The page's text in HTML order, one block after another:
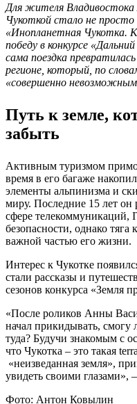
Для жителя
Чукоткой стало не просто
«Инопланетная Чукотка.
победу в конкурсе
сама поездка
регионе, который, по
«совершенно
Путь к земле,
забыть
Активным туризмом
время в его багаже
элементы альпинизма и
миру. Последние 15 лет он
сфере
безопасности, однако
важной частью его жизни.
Интерес к Чукотке
стали рассказы и
сезонов конкурса «Земля
«После роликов Анны
начал прикидывать, смогу
туда? Будучи знакомым с
что Чукотка – это такая
«неизведанная земля»,
увидеть своими глазами»,
Фото: Антон Ковылин